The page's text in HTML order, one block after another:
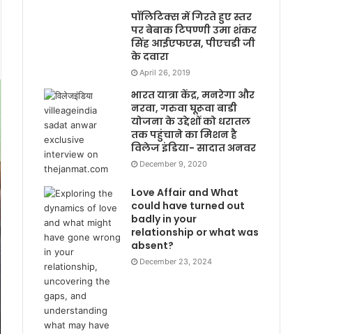
पॉलिटिक्स में गिरते हुए स्तर
पर बेबाक टिपण्णी उमा शंकर
सिंह आईएफएस, पीएचडी जी
के दवारा
April 26, 2019
भारत यात्रा केंद्र, मनरेगा और
नरवा, गरुवा घूरूवा बाडी
योजना के उद्देशों को धरातल
तक पहुंचाने का मिशन है
विलेज इंडिया- सादात अनवर
December 9, 2020
Love Affair and What
could have turned out
badly in your
relationship or what was
absent?
December 23, 2024